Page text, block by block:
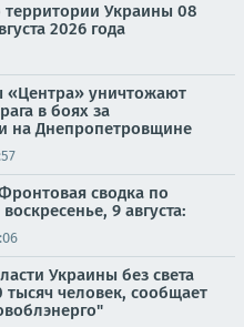
Украины 08
2026 года
уничтожают
в боях за
на Днепропетровщине
сводка по
9 августа:
Украины без света
тысяч человек, сообщает